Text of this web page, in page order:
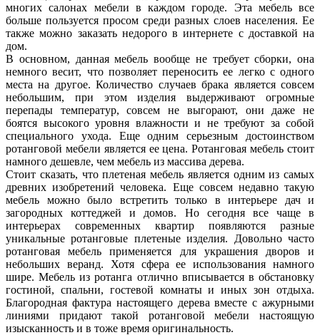
многих салонах мебели в каждом городе. Эта мебель все
больше пользуется просом среди разных слоев населения. Ее
также можно заказать недорого в интернете с доставкой на
дом.
В основном, данная мебель вообще не требует сборки, она
немного весит, что позволяет переносить ее легко с одного
места на другое. Количество случаев брака является совсем
небольшим, при этом изделия выдерживают огромные
перепады температур, совсем не выгорают, они даже не
боятся высокого уровня влажности и не требуют за собой
специального ухода. Еще одним серьезным достоинством
ротанговой мебели является ее цена. Ротанговая мебель стоит
намного дешевле, чем мебель из массива дерева.
Стоит сказать, что плетеная мебель является одним из самых
древних изобретений человека. Еще совсем недавно такую
мебель можно было встретить только в интерьере дач и
загородных коттеджей и домов. Но сегодня все чаще в
интерьерах современных квартир появляются разные
уникальные ротанговые плетеные изделия. Довольно часто
ротанговая мебель применяется для украшения дворов и
небольших веранд. Хотя сфера ее использования намного
шире. Мебель из ротанга отлично вписывается в обстановку
гостиной, спальни, гостевой комнаты и иных зон отдыха.
Благородная фактура настоящего дерева вместе с ажурными
линиями придают такой ротанговой мебели настоящую
изысканность и в тоже время оригинальность.